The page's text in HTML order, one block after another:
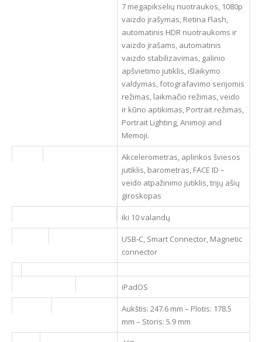
7 megapikselių nuotraukos, 1080p
vaizdo įrašymas, Retina Flash,
automatinis HDR nuotraukoms ir
vaizdo įrašams, automatinis
vaizdo stabilizavimas, galinio
apšvietimo jutiklis, išlaikymo
valdymas, fotografavimo serijomis
režimas, laikmačio režimas, veido
ir kūno aptikimas, Portrait režimas,
Portrait Lighting, Animoji and
Memoji.
Akcelerometras, aplinkos šviesos
jutiklis, barometras, FACE ID –
veido atpažinimo jutiklis, trijų ašių
giroskopas
iki 10 valandų
USB‑C, Smart Connector, Magnetic
connector
iPadOS
Aukštis: 247.6 mm – Plotis: 178.5
mm – Storis: 5.9 mm